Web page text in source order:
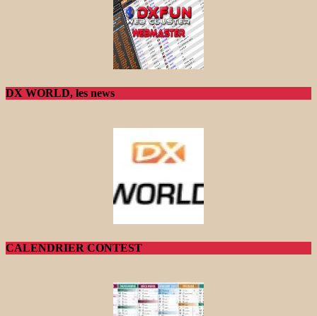
DX WORLD, les news
CALENDRIER CONTEST